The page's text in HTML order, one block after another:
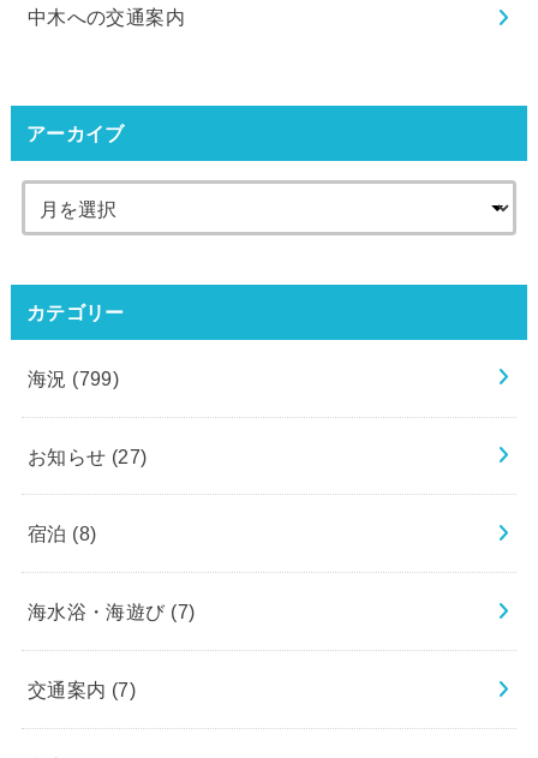
中木への交通案内
アーカイブ
カテゴリー
海況 (799)
お知らせ (27)
宿泊 (8)
海水浴・海遊び (7)
交通案内 (7)